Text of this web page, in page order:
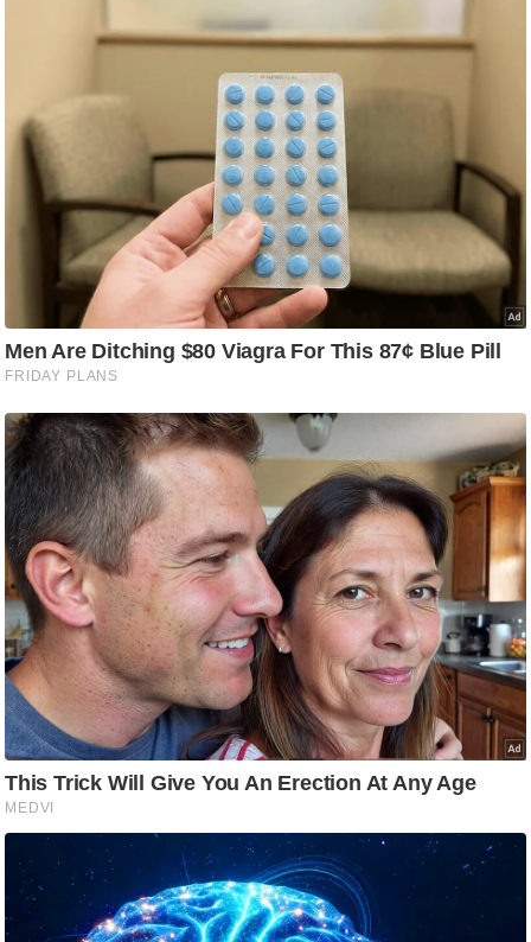
रं
ज
ली
वु
ड
हॉ
ली
वु
ड
फि
ल्म
स
मी
क्षा
B
r
e
a
k
i
n